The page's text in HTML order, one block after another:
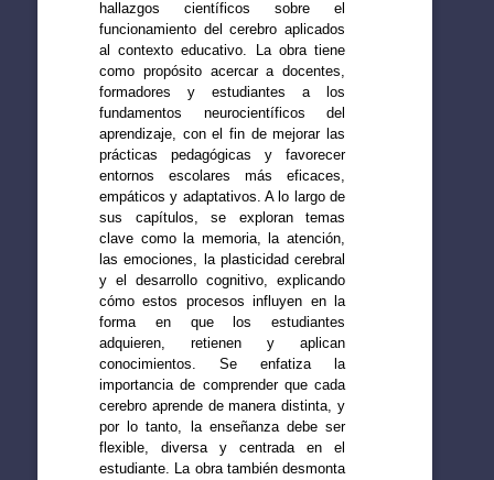
hallazgos científicos sobre el
funcionamiento del cerebro aplicados
al contexto educativo. La obra tiene
como propósito acercar a docentes,
formadores y estudiantes a los
fundamentos neurocientíficos del
aprendizaje, con el fin de mejorar las
prácticas pedagógicas y favorecer
entornos escolares más eficaces,
empáticos y adaptativos. A lo largo de
sus capítulos, se exploran temas
clave como la memoria, la atención,
las emociones, la plasticidad cerebral
y el desarrollo cognitivo, explicando
cómo estos procesos influyen en la
forma en que los estudiantes
adquieren, retienen y aplican
conocimientos. Se enfatiza la
importancia de comprender que cada
cerebro aprende de manera distinta, y
por lo tanto, la enseñanza debe ser
flexible, diversa y centrada en el
estudiante. La obra también desmonta